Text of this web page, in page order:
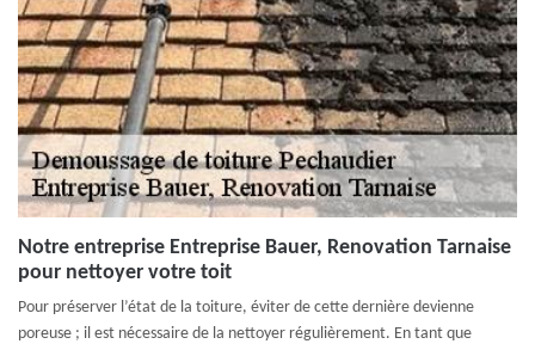
Notre entreprise Entreprise Bauer, Renovation Tarnaise
pour nettoyer votre toit
Pour préserver l’état de la toiture, éviter de cette dernière devienne
poreuse ; il est nécessaire de la nettoyer régulièrement. En tant que